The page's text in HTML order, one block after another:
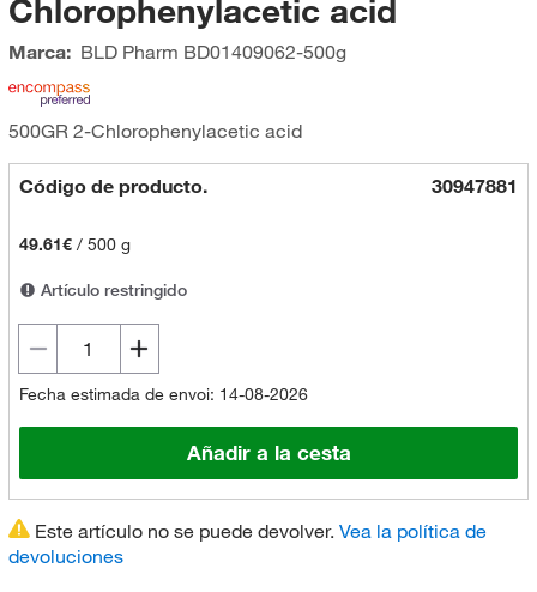
Chlorophenylacetic acid
Marca: BLD Pharm BD01409062-500g
500GR 2-Chlorophenylacetic acid
Código de producto. 30947881
49.61€/ 500 g
Artículo restringido
Fecha estimada de envoi: 14-08-2026
Añadir a la cesta
Este artículo no se puede devolver. Vea la política de
devoluciones